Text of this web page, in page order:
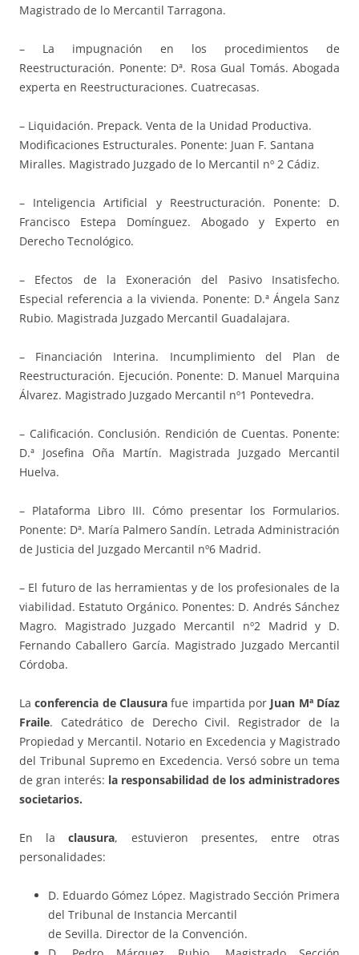
Magistrado de lo Mercantil Tarragona.
– La impugnación en los procedimientos de
Reestructuración. Ponente: Dª. Rosa Gual Tomás. Abogada
experta en Reestructuraciones. Cuatrecasas.
– Liquidación. Prepack. Venta de la Unidad Productiva.
Modificaciones Estructurales. Ponente: Juan F. Santana
Miralles. Magistrado Juzgado de lo Mercantil nº 2 Cádiz.
– Inteligencia Artificial y Reestructuración. Ponente: D.
Francisco Estepa Domínguez. Abogado y Experto en
Derecho Tecnológico.
– Efectos de la Exoneración del Pasivo Insatisfecho.
Especial referencia a la vivienda. Ponente: D.ª Ángela Sanz
Rubio. Magistrada Juzgado Mercantil Guadalajara.
– Financiación Interina. Incumplimiento del Plan de
Reestructuración. Ejecución. Ponente: D. Manuel Marquina
Álvarez. Magistrado Juzgado Mercantil nº1 Pontevedra.
– Calificación. Conclusión. Rendición de Cuentas. Ponente:
D.ª Josefina Oña Martín. Magistrada Juzgado Mercantil
Huelva.
– Plataforma Libro III. Cómo presentar los Formularios.
Ponente: Dª. María Palmero Sandín. Letrada Administración
de Justicia del Juzgado Mercantil nº6 Madrid.
– El futuro de las herramientas y de los profesionales de la
viabilidad. Estatuto Orgánico. Ponentes: D. Andrés Sánchez
Magro. Magistrado Juzgado Mercantil nº2 Madrid y D.
Fernando Caballero García. Magistrado Juzgado Mercantil
Córdoba.
Laconferencia de Clausura fue impartida por Juan Mª Díaz
Fraile. Catedrático de Derecho Civil. Registrador de la
Propiedad y Mercantil. Notario en Excedencia y Magistrado
del Tribunal Supremo en Excedencia. Versó sobre un tema
de gran interés: la responsabilidad de los administradores
societarios.
En laclausura, estuvieron presentes, entre otras
personalidades:
D. Eduardo Gómez López. Magistrado Sección Primera
del Tribunal de Instancia Mercantil
de Sevilla. Director de la Convención.